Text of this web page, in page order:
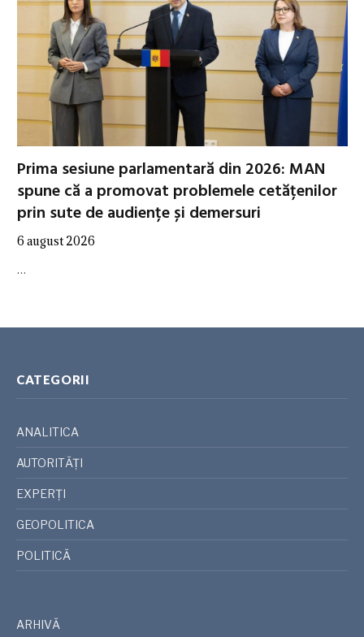
Prima sesiune parlamentară din 2026: MAN
spune că a promovat problemele cetățenilor
prin sute de audiențe și demersuri
6 august 2026
…
CATEGORII
ANALITICA
AUTORITĂȚI
EXPERȚI
GEOPOLITICA
POLITICĂ
ARHIVĂ